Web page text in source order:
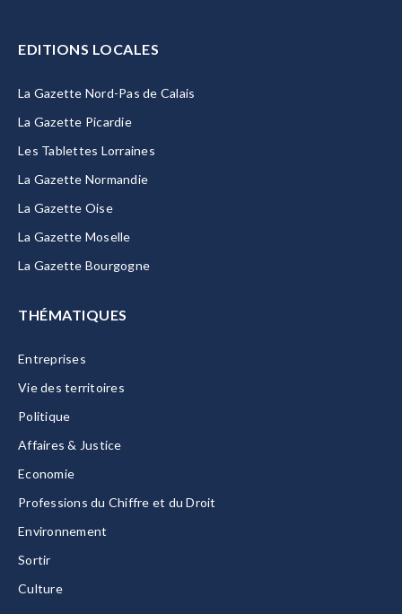
EDITIONS LOCALES
La Gazette Nord-Pas de Calais
La Gazette Picardie
Les Tablettes Lorraines
La Gazette Normandie
La Gazette Oise
La Gazette Moselle
La Gazette Bourgogne
THÉMATIQUES
Entreprises
Vie des territoires
Politique
Affaires & Justice
Economie
Professions du Chiffre et du Droit
Environnement
Sortir
Culture